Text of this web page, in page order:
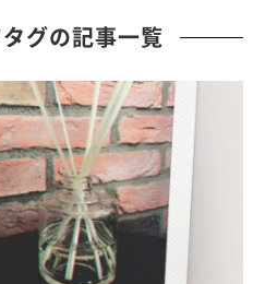
グの記事一覧